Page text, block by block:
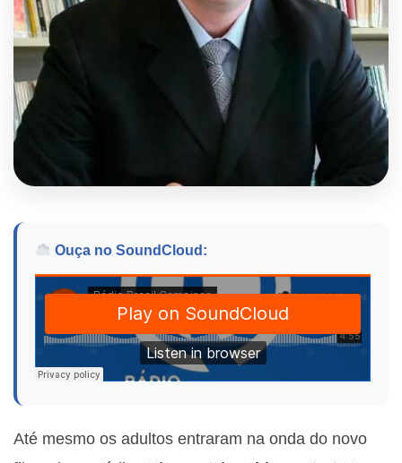
Ouça no SoundCloud:
Até mesmo os adultos entraram na onda do novo